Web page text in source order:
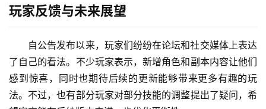
玩家反馈与未来展望
自公告发布以来，玩家们纷纷在论坛和社交媒体上表达
了自己的看法。不少玩家表示，新增角色和副本内容让他们
感到惊喜，同时也期待后续的更新能够带来更多有趣的玩
法。不过，也有部分玩家对部分技能的调整提出了疑问，希